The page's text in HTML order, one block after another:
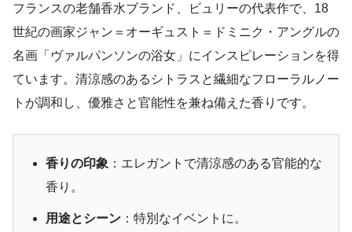
フランスの老舗香水ブランド、ビュリーの代表作で、18
世紀の画家ジャン＝オーギュスト＝ドミニク・アングルの
名画「ヴァルパンソンの浴女」にインスピレーションを得
ています。清涼感のあるシトラスと繊細なフローラルノー
トが調和し、優雅さと官能性を兼ね備えた香りです。
香りの印象 ：エレガントで清涼感のある官能的な
香り。
用途とシーン ：特別なイベントに。